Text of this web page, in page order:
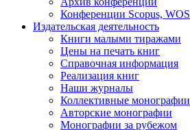
Конференции Scopus, WOS
Издательская деятельность
Книги малыми тиражами
Цены на печать книг
Справочная информация
Реализация книг
Наши журналы
Коллективные монографии
Авторские монографии
Монографии за рубежом